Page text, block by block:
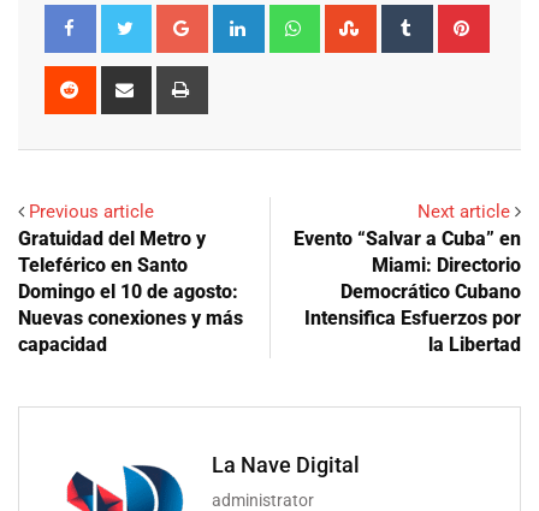
Google+ LinkedIn WhatsappStumbleUpon
Tumblr
Reddit
Share
Previous article
Gratuidad del Metro y
Teleférico en Santo
Domingo el 10 de agosto:
Nuevas conexiones y más
capacidad
Next article
Evento “Salvar a Cuba” en
Miami: Directorio
Democrático Cubano
Intensifica Esfuerzos por
la Libertad
La Nave Digital
administrator